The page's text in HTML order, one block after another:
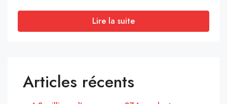
Lire la suite
Articles récents